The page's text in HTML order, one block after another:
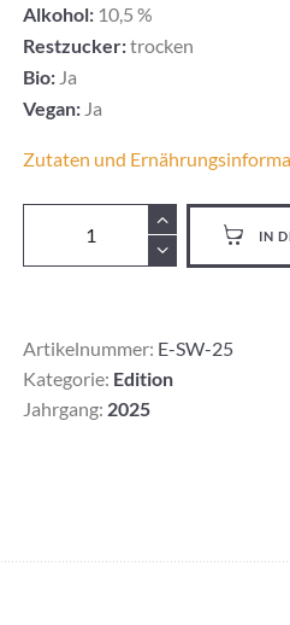
Alkohol: 10,5 %
Restzucker:trocken
Bio: Ja
Vegan: Ja
Zutaten und
IN
Artikelnummer: E-SW-25
Kategorie: Edition
Jahrgang: 2025